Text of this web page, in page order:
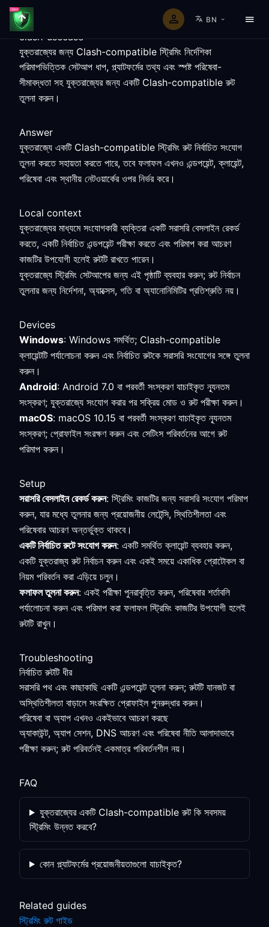
BN
clash-usecase
যুক্তরাজ্যের জন্য Clash-compatible স্ট্রিমিং নির্দেশিকা
পরিমাপভিত্তিক সেটআপ ধাপ, প্ল্যাটফর্মের তথ্য এবং স্পষ্ট পরিষেবা-
সীমাবদ্ধতা সহ যুক্তরাজ্যের জন্য একটি Clash-compatible রুট
তুলনা করুন।
Answer
যুক্তরাজ্যে একটি Clash-compatible স্ট্রিমিং রুট নির্বাচিত সংযোগ
তুলনা করতে সহায়তা করতে পারে, তবে ফলাফল এখনও এন্ডপয়েন্ট, ক্লায়েন্ট,
পরিষেবা এবং স্থানীয় নেটওয়ার্কের ওপর নির্ভর করে।
Local context
যুক্তরাজ্যের মাধ্যমে সংযোগকারী ব্যক্তিরা একটি সরাসরি বেসলাইন রেকর্ড
করতে, একটি নির্বাচিত এন্ডপয়েন্ট পরীক্ষা করতে এবং পরিমাপ করা আচরণ
কাজটির উপযোগী হলেই রুটটি রাখতে পারেন।
যুক্তরাজ্যে স্ট্রিমিং সেটআপের জন্য এই পৃষ্ঠাটি ব্যবহার করুন; রুট নির্বাচন
তুলনার জন্য নির্দেশনা, অ্যাক্সেস, গতি বা অ্যানোনিমিটির প্রতিশ্রুতি নয়।
Devices
Windows: Windows সমর্থিত; Clash-compatible
ক্লায়েন্টটি পর্যালোচনা করুন এবং নির্বাচিত রুটকে সরাসরি সংযোগের সঙ্গে তুলনা
করুন।
Android: Android 7.0 বা পরবর্তী সংস্করণ যাচাইকৃত ন্যূনতম
সংস্করণ; যুক্তরাজ্যে সংযোগ করার পর সক্রিয় মোড ও রুট পরীক্ষা করুন।
macOS: macOS 10.15 বা পরবর্তী সংস্করণ যাচাইকৃত ন্যূনতম
সংস্করণ; প্রোফাইল সংরক্ষণ করুন এবং সেটিংস পরিবর্তনের আগে রুট
পরিমাপ করুন।
Setup
সরাসরি বেসলাইন রেকর্ড করুন: স্ট্রিমিং কাজটির জন্য সরাসরি সংযোগ পরিমাপ
করুন, যার মধ্যে তুলনার জন্য প্রয়োজনীয় লেটেন্সি, স্থিতিশীলতা এবং
পরিষেবার আচরণ অন্তর্ভুক্ত থাকবে।
একটি নির্বাচিত রুটে সংযোগ করুন: একটি সমর্থিত ক্লায়েন্ট ব্যবহার করুন,
একটি যুক্তরাজ্য রুট নির্বাচন করুন এবং একই সময়ে একাধিক প্রোটোকল বা
নিয়ম পরিবর্তন করা এড়িয়ে চলুন।
ফলাফল তুলনা করুন: একই পরীক্ষা পুনরাবৃত্তি করুন, পরিষেবার শর্তাবলি
পর্যালোচনা করুন এবং পরিমাপ করা ফলাফল স্ট্রিমিং কাজটির উপযোগী হলেই
রুটটি রাখুন।
Troubleshooting
নির্বাচিত রুটটি ধীর
সরাসরি পথ এবং কাছাকাছি একটি এন্ডপয়েন্ট তুলনা করুন; রুটটি যানজট বা
অস্থিতিশীলতা বাড়ালে সংরক্ষিত প্রোফাইল পুনরুদ্ধার করুন।
পরিষেবা বা অ্যাপ এখনও একইভাবে আচরণ করছে
অ্যাকাউন্ট, অ্যাপ সেশন, DNS আচরণ এবং পরিষেবা নীতি আলাদাভাবে
পরীক্ষা করুন; রুট পরিবর্তনই একমাত্র পরিবর্তনশীল নয়।
FAQ
যুক্তরাজ্যের একটি Clash-compatible রুট কি সবসময়
স্ট্রিমিং উন্নত করবে?
কোন প্ল্যাটফর্মের প্রয়োজনীয়তাগুলো যাচাইকৃত?
Related guides
স্ট্রিমিং রুট গাইড